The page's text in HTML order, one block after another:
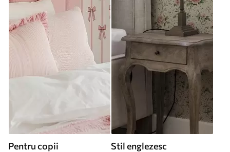
Pentru copii Stil englezesc